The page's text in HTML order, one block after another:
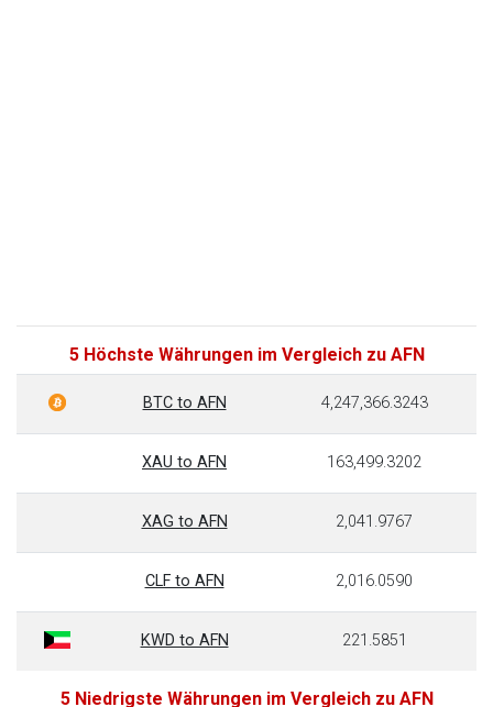
5 Höchste Währungen im Vergleich zu AFN
BTC to AFN 4,247,366.3243
XAU to AFN 163,499.3202
XAG to AFN 2,041.9767
CLF to AFN 2,016.0590
KWD to AFN 221.5851
5 Niedrigste Währungen im Vergleich zu AFN